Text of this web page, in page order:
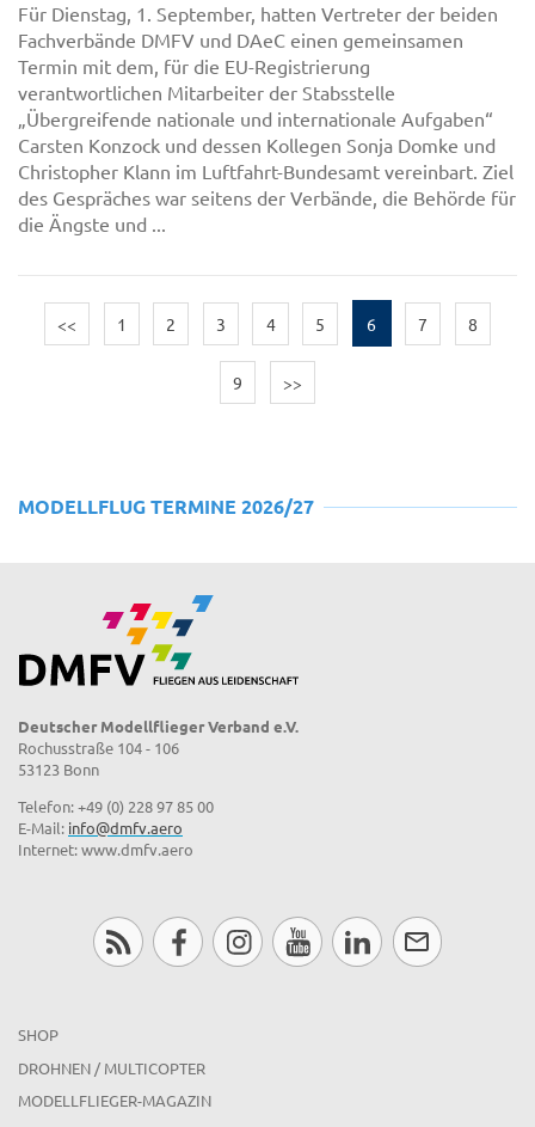
Für Dienstag, 1. September, hatten Vertreter der beiden
Fachverbände DMFV und DAeC einen gemeinsamen
Termin mit dem, für die EU-Registrierung
verantwortlichen Mitarbeiter der Stabsstelle
„Übergreifende nationale und internationale Aufgaben“
Carsten Konzock und dessen Kollegen Sonja Domke und
Christopher Klann im Luftfahrt-Bundesamt vereinbart. Ziel
des Gespräches war seitens der Verbände, die Behörde für
die Ängste und ...
<< 1 2 3 4 5 6 7 8
9 >>
MODELLFLUG TERMINE 2026/27
Deutscher Modellflieger Verband e.V.
Rochusstraße 104 - 106
53123 Bonn
Telefon: +49 (0) 228 97 85 00
E-Mail: info@dmfv.aero
Internet: www.dmfv.aero
SHOP
DROHNEN / MULTICOPTER
MODELLFLIEGER-MAGAZIN